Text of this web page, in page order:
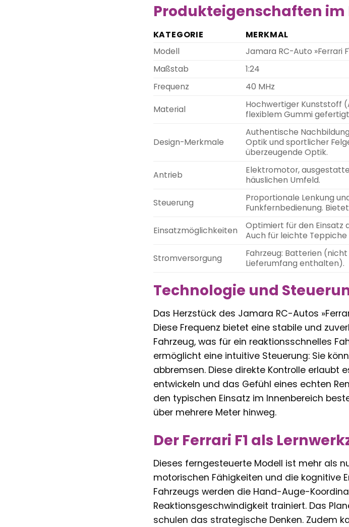
Produkteigenschaften im
KATEGORIE
MERKMAL
Modell
Jamara RC-Auto »Ferrari
Maßstab
1:24
Frequenz
40 MHz
Material
Hochwertiger Kunststoff
flexiblem Gummi
Design-Merkmale
Authentische
Optik und sportlicher
überzeugende Optik.
Antrieb
Elektromotor,
häuslichen Umfeld.
Steuerung
Proportionale Lenkung
Funkfernbedienung.
Einsatzmöglichkeiten
Optimiert für den Einsatz
Auch für leichte
Stromversorgung
Fahrzeug: Batterien
Lieferumfang enthalten).
Technologie und
Das Herzstück des Jamara RC-Autos
Diese Frequenz bietet eine stabile und
Fahrzeug, was für ein reaktionsschnelles
ermöglicht eine intuitive Steuerung: Sie
abbremsen. Diese direkte Kontrolle erlaubt
entwickeln und das Gefühl eines echten
den typischen Einsatz im Innenbereich
über mehrere Meter hinweg.
Der Ferrari F1 als
Dieses ferngesteuerte Modell ist mehr als
motorischen Fähigkeiten und die kognitive
Fahrzeugs werden die Hand-Auge-
Reaktionsgeschwindigkeit trainiert. Das
schulen das strategische Denken. Zudem